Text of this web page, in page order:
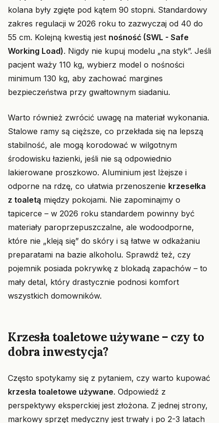
kolana były zgięte pod kątem 90 stopni. Standardowy
zakres regulacji w 2026 roku to zazwyczaj od 40 do
55 cm. Kolejną kwestią jest nośność (SWL - Safe
Working Load). Nigdy nie kupuj modelu „na styk”. Jeśli
pacjent waży 110 kg, wybierz model o nośności
minimum 130 kg, aby zachować margines
bezpieczeństwa przy gwałtownym siadaniu.
Warto również zwrócić uwagę na materiał wykonania.
Stalowe ramy są cięższe, co przekłada się na lepszą
stabilność, ale mogą korodować w wilgotnym
środowisku łazienki, jeśli nie są odpowiednio
lakierowane proszkowo. Aluminium jest lżejsze i
odporne na rdzę, co ułatwia przenoszenie krzesełka
z toaletą między pokojami. Nie zapominajmy o
tapicerce – w 2026 roku standardem powinny być
materiały paroprzepuszczalne, ale wodoodporne,
które nie „kleją się” do skóry i są łatwe w odkażaniu
preparatami na bazie alkoholu. Sprawdź też, czy
pojemnik posiada pokrywkę z blokadą zapachów – to
mały detal, który drastycznie podnosi komfort
wszystkich domowników.
Krzesła toaletowe używane – czy to
dobra inwestycja?
Często spotykamy się z pytaniem, czy warto kupować
krzesła toaletowe używane. Odpowiedź z
perspektywy eksperckiej jest złożona. Z jednej strony,
markowy sprzęt medyczny jest trwały i po 2-3 latach